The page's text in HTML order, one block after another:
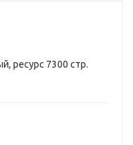
ресурс 7300 стр.